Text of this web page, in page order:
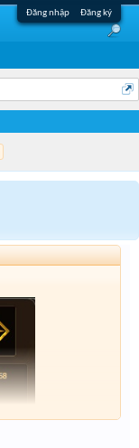
Đăng nhập Đăng ký